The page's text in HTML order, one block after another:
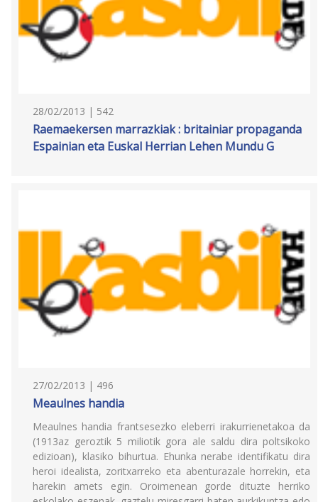
28/02/2013 | 542
Raemaekersen marrazkiak : britainiar propaganda
Espainian eta Euskal Herrian Lehen Mundu G
27/02/2013 | 496
Meaulnes handia
Meaulnes handia frantsesezko eleberri irakurrienetakoa da
(1913az geroztik 5 miliotik gora ale saldu dira poltsikoko
edizioan), klasiko bihurtua. Ehunka nerabe identifikatu dira
heroi idealista, zoritxarreko eta abenturazale horrekin, eta
harekin amets egin. Oroimenean gorde dituzte herriko